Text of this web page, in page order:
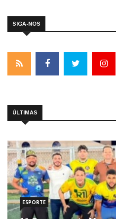
SIGA-NOS
ÚLTIMAS
ESPORTE